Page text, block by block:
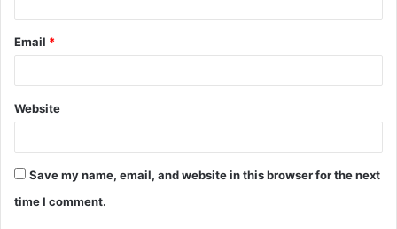
Email *
Website
Save my name, email, and website in this browser for the next
time I comment.